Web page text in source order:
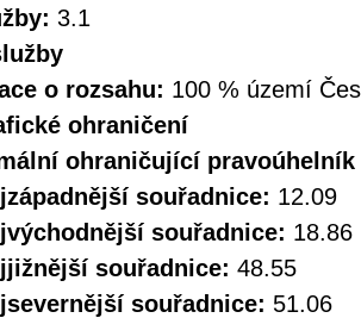
3.1
o rozsahu: 100 % území
ohraničení
ohraničující pravoúhelník
souřadnice: 12.09
souřadnice: 18.86
souřadnice: 48.55
souřadnice: 51.06